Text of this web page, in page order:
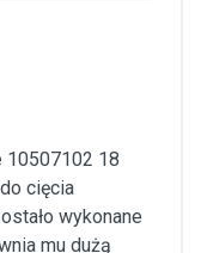
10507102 18
cięcia
wykonane
mu dużą